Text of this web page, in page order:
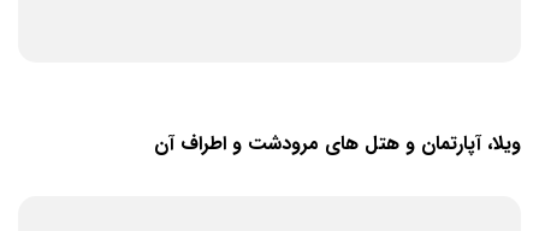
ویلا، آپارتمان و هتل های مرودشت و اطراف آن